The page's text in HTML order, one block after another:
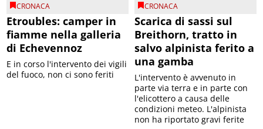
CRONACA
Etroubles: camper in
fiamme nella galleria
di Echevennoz
E in corso l'intervento dei vigili
del fuoco, non ci sono feriti
CRONACA
Scarica di sassi sul
Breithorn, tratto in
salvo alpinista ferito a
una gamba
L'intervento è avvenuto in
parte via terra e in parte con
l'elicottero a causa delle
condizioni meteo. L'alpinista
non ha riportato gravi ferite